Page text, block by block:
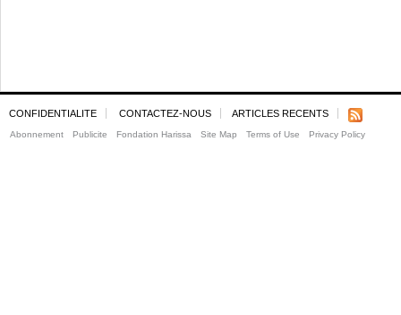
CONFIDENTIALITE CONTACTEZ-NOUS ARTICLES RECENTS
Abonnement Publicite Fondation Harissa Site Map Terms of Use Privacy Policy